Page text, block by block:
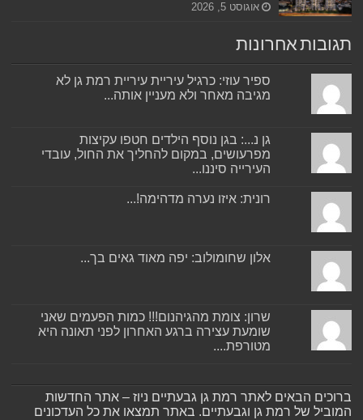
אוגוסט 5, 2026
תגובות אחרונות
ספיר עוזי: כרגיל עיריית עיריית רמת גן לא
מגיבה מאחר ולא מעניין אותה...
גן נ...: בגן נוסף הילדים חטפו עקיצות
מפרעושים, במקום להחליך את החול, עובדי
העירייה סיננו...
רונית: איזו נערה מדהימה!...
אלון שחומולוב: יפה מאוד גאים בך...
שרון: צומת מהגיהנום!!! כמות הפעמים שאני
שומעת עצירה ברגע האחרון לפני תאונה היא
מטורפת....
ברוכים הבאים לאתר רמת גן גבעתיים ניוז – אתר החדשות
המוביל של רמת גן וגבעתיים. באתר תמצאו את כל העדכונים